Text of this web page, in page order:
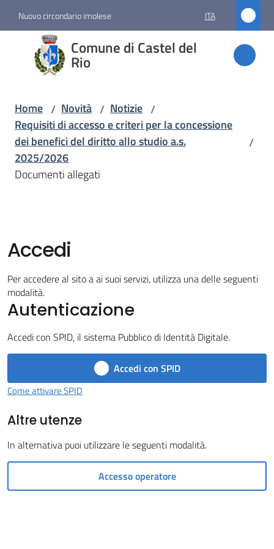
Nuovo circondario imolese ITA
Comune di Castel del
Rio
Comune
di
Castel
Amministrazione
Vivere
Castel
del
on-
gli
Home / Novità / Notizie /
Requisiti di accesso e criteri per la concessione
dei benefici del diritto allo studio a.s.
2025/2026
/
Documenti allegati
Accedi
Per accedere al sito a ai suoi servizi, utilizza una delle seguenti
modalità.
Autenticazione
Accedi con SPID, il sistema Pubblico di Identità Digitale.
Accedi con SPID
Come attivare SPID
Altre utenze
In alternativa puoi utilizzare le seguenti modalità.
Accesso operatore